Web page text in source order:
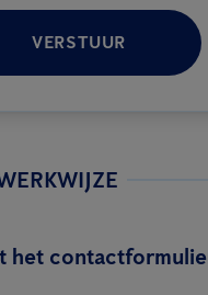
VERSTUUR
het